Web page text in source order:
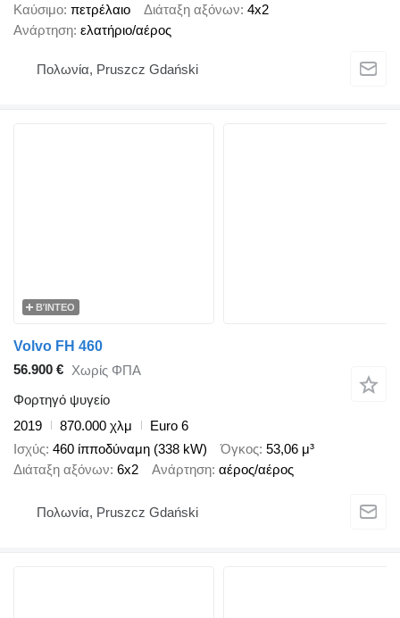
Καύσιμο πετρέλαιο Διάταξη αξόνων 4x2
Ανάρτηση ελατήριο/αέρος
Πολωνία, Pruszcz Gdański
ΒΊΝΤΕΟ
Volvo FH 460
56.900 € Χωρίς ΦΠΑ
Φορτηγό ψυγείο
2019
870.000 χλμ
Euro 6
Ισχύς 460 ίπποδύναμη (338 kW) Όγκος 53,06 μ³
Διάταξη αξόνων 6x2 Ανάρτηση αέρος/αέρος
Πολωνία, Pruszcz Gdański